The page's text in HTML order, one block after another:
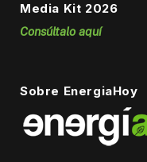
Media Kit 2026
Consúltalo aquí
Sobre EnergiaHoy